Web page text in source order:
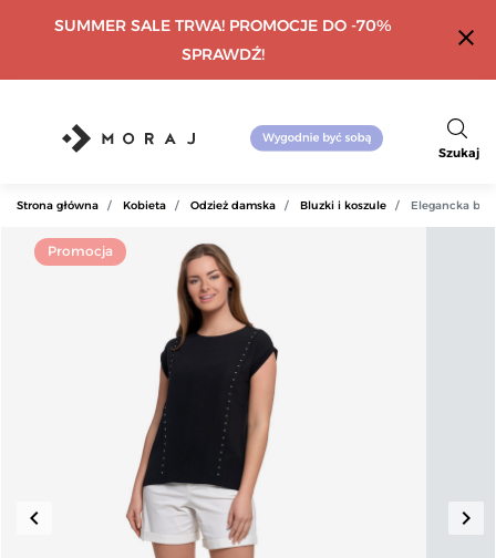
SUMMER SALE TRWA! PROMOCJE DO -70%
SPRAWDŹ!
close
Szukaj
Strona główna Kobieta Odzież damska Bluzki i koszule Elegancka
Promocja
Poprzedni
keyboard_arrow_left keyboard_arrow_right